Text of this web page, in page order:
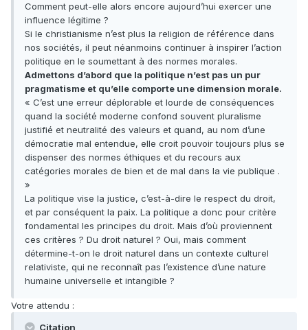
Comment peut-elle alors encore aujourd’hui exercer une
influence légitime ?
Si le christianisme n’est plus la religion de référence dans
nos sociétés, il peut néanmoins continuer à inspirer l’action
politique en le soumettant à des normes morales.
Admettons d’abord que la politique n’est pas un pur
pragmatisme et qu’elle comporte une dimension morale.
« C’est une erreur déplorable et lourde de conséquences
quand la société moderne confond souvent pluralisme
justifié et neutralité des valeurs et quand, au nom d’une
démocratie mal entendue, elle croit pouvoir toujours plus se
dispenser des normes éthiques et du recours aux
catégories morales de bien et de mal dans la vie publique .
»
La politique vise la justice, c’est-à-dire le respect du droit,
et par conséquent la paix. La politique a donc pour critère
fondamental les principes du droit. Mais d’où proviennent
ces critères ? Du droit naturel ? Oui, mais comment
détermine-t-on le droit naturel dans un contexte culturel
relativiste, qui ne reconnaît pas l’existence d’une nature
humaine universelle et intangible ?
Votre attendu :
Citation